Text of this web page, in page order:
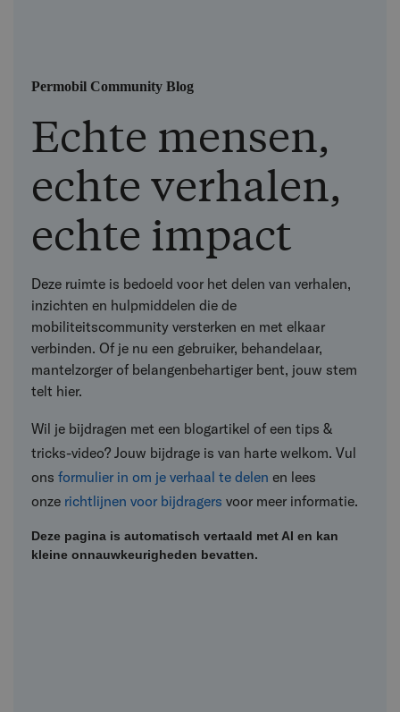
Permobil Community Blog
Echte mensen,
echte verhalen,
echte impact
Deze ruimte is bedoeld voor het delen van verhalen,
inzichten en hulpmiddelen die de
mobiliteitscommunity versterken en met elkaar
verbinden. Of je nu een gebruiker, behandelaar,
mantelzorger of belangenbehartiger bent, jouw stem
telt hier.
Wil je bijdragen met een blogartikel of een tips &
tricks-video? Jouw bijdrage is van harte welkom. Vul
ons formulier in om je verhaal te delen en lees
onze richtlijnen voor bijdragers voor meer informatie.
Deze pagina is automatisch vertaald met AI en kan
kleine onnauwkeurigheden bevatten.